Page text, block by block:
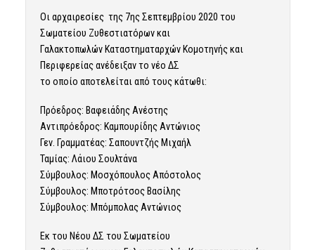
Οι αρχαιρεσίες της 7ης Σεπτεμβρίου 2020 του
Σωματείου Ζυθεστιατόρων και
Γαλακτοπωλών Καταστηματαρχών Κομοτηνής και
Περιφερείας ανέδειξαν το νέο ΔΣ
το οποίο αποτελείται από τους κάτωθι:
Πρόεδρος: Βαφειάδης Ανέστης
Αντιπρόεδρος: Καμπουρίδης Αντώνιος
Γεν. Γραμματέας: Σαπουντζής Μιχαήλ
Ταμίας: Λάιου Σουλτάνα
Σύμβουλος: Μοσχόπουλος Απόστολος
Σύμβουλος: Μποτρότσος Βασίλης
Σύμβουλος: Μπόμπολας Αντώνιος
Εκ του Νέου ΔΣ του Σωματείου